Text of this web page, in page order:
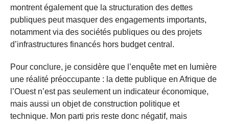
montrent également que la structuration des dettes
publiques peut masquer des engagements importants,
notamment via des sociétés publiques ou des projets
d’infrastructures financés hors budget central.
Pour conclure, je considère que l’enquête met en lumière
une réalité préoccupante : la dette publique en Afrique de
l’Ouest n’est pas seulement un indicateur économique,
mais aussi un objet de construction politique et
technique. Mon parti pris reste donc négatif, mais